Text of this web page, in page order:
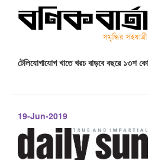
টেলিযোগাযোগ খাতে খরচ বাড়বে বছরে ১৩শ
19-Jun-2019